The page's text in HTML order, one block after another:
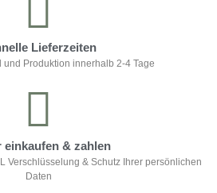
Lieferzeiten
und Produktion innerhalb 2-4 Tage
einkaufen & zahlen
Verschlüsselung & Schutz Ihrer persönlichen
Daten